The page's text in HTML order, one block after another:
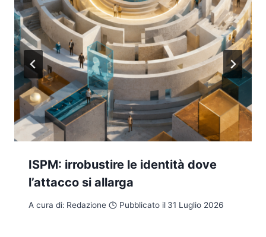
ISPM: irrobustire le identità dove
l’attacco si allarga
A cura di: Redazione Pubblicato il 31 Luglio 2026